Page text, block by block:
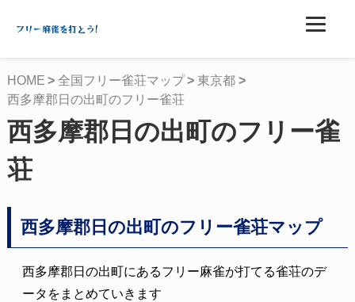
フリー麻雀を打とう!
HOME 全国フリー雀荘マップ
東京都
西多摩郡日の出町のフリー雀荘
西多摩郡日の出町のフリー雀
荘
西多摩郡日の出町のフリー雀荘マップ
西多摩郡日の出町にあるフリー麻雀が打てる雀荘のデ
ータをまとめていきます